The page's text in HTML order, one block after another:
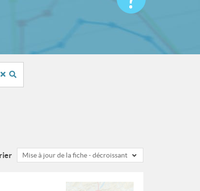
Mise à jour de la fiche - décroissant